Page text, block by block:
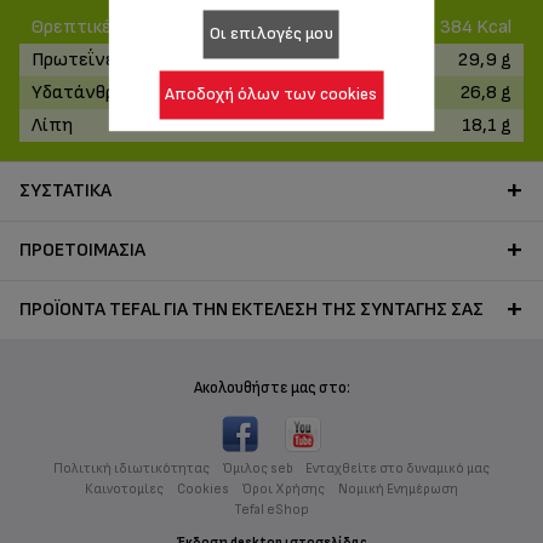
Θρεπτικές αξίες
384 Kcal
Πρωτεΐνες
29,9 g
Υδατάνθρακες
26,8 g
Λίπη
18,1 g
ΣΥΣΤΑΤΙΚΆ
ΠΡΟΕΤΟΙΜΑΣΊΑ
ΠΡΟΪΌΝΤΑ TEFAL ΓΙΑ ΤΗΝ ΕΚΤΈΛΕΣΗ ΤΗΣ ΣΥΝΤΑΓΉΣ ΣΑΣ
Ακολουθήστε μας στο:
Πολιτική ιδιωτικότητας Όμιλος seb
Ενταχθείτε στο δυναμικό μας
Καινοτομίες
Cookies Όροι Χρήσης
Νομική Ενημέρωση
Tefal eShop
Οι επιλογές μου
Αποδοχή όλων των cookies